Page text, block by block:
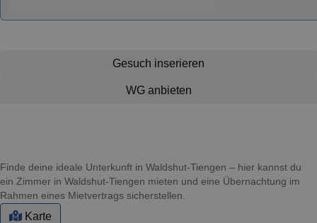
Gesuch inserieren
WG anbieten
Finde deine ideale Unterkunft in Waldshut-Tiengen – hier kannst du
ein Zimmer in Waldshut-Tiengen mieten und eine Übernachtung im
Rahmen eines Mietvertrags sicherstellen.
Karte